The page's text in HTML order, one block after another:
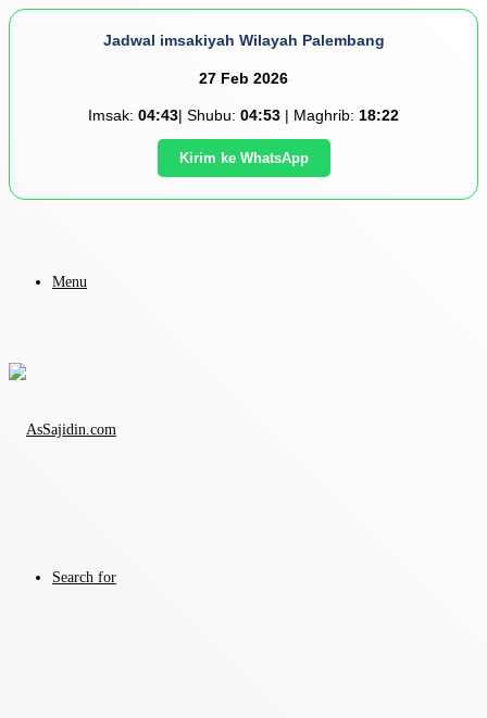
Jadwal imsakiyah Wilayah Palembang
27 Feb 2026
Imsak: 04:43| Shubu: 04:53 | Maghrib: 18:22
Kirim ke WhatsApp
Menu
Search for